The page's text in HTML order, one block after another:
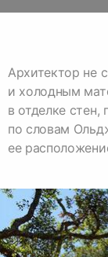
Архитектор не
и холодным
в отделке
по словам